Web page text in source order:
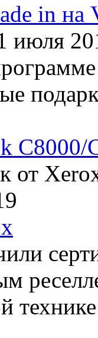
in на
июля
C8000/
от